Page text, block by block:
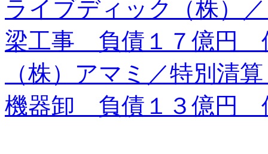
ライブディック（株）
梁工事 負債１７億円
（株）アマミ／特別
機器卸 負債１３億円